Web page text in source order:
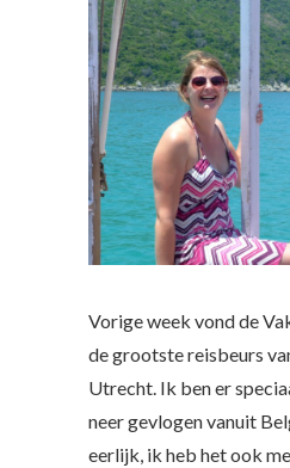
Vorige week vond de
de grootste reisbeurs
Utrecht. Ik ben er
neer gevlogen vanuit
eerlijk, ik heb het ook